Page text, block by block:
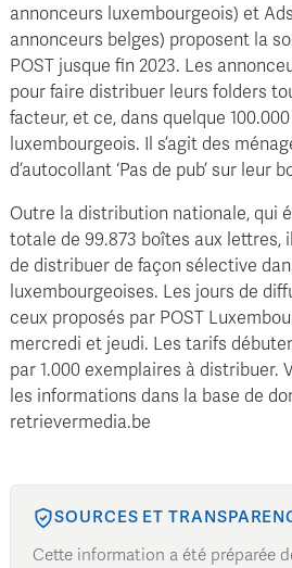
annonceurs luxembourgeois) et
annonceurs belges) proposent la
POST jusque fin 2023. Les
pour faire distribuer leurs folders
facteur, et ce, dans quelque
luxembourgeois. Il s’agit des
d’autocollant ‘Pas de pub’ sur leur
Outre la distribution nationale, qui
totale de 99.873 boîtes aux lettres,
de distribuer de façon sélective
luxembourgeoises. Les jours de
ceux proposés par POST
mercredi et jeudi. Les tarifs
par 1.000 exemplaires à distribuer.
les informations dans la base de
retrievermedia.be
SOURCES ET
Cette information a été préparée